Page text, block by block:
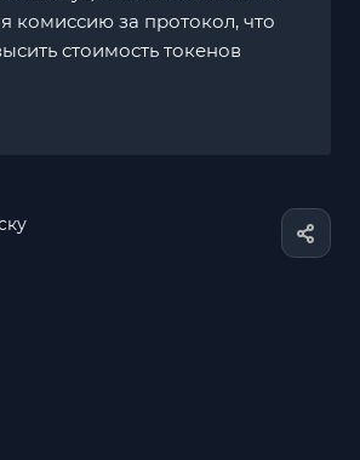
комиссию за протокол, что
стоимость токенов